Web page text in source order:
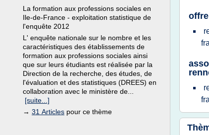
La formation aux professions sociales en
Ile-de-France - exploitation statistique de
l'enquête 2012
L' enquête nationale sur le nombre et les
caractéristiques des établissements de
formation aux professions sociales ainsi
que sur leurs étudiants est réalisée par la
Direction de la recherche, des études, de
l'évaluation et des statistiques (DREES) en
collaboration avec le ministère de...
[suite...]
→ 31 Articles pour ce thème